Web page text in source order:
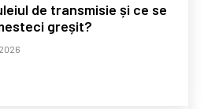
de transmisie și ce se
greșit?